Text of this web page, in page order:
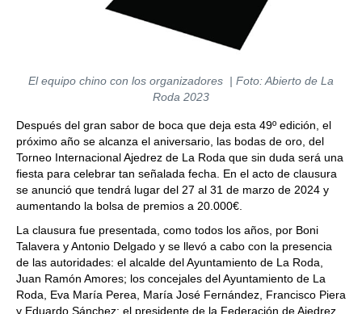
El equipo chino con los organizadores | Foto: Abierto de La
Roda 2023
Después del gran sabor de boca que deja esta 49º edición, el
próximo año se alcanza el aniversario, las bodas de oro, del
Torneo Internacional Ajedrez de La Roda que sin duda será una
fiesta para celebrar tan señalada fecha. En el acto de clausura
se anunció que tendrá lugar del 27 al 31 de marzo de 2024 y
aumentando la bolsa de premios a 20.000€.
La clausura fue presentada, como todos los años, por Boni
Talavera y Antonio Delgado y se llevó a cabo con la presencia
de las autoridades: el alcalde del Ayuntamiento de La Roda,
Juan Ramón Amores; los concejales del Ayuntamiento de La
Roda, Eva María Perea, María José Fernández, Francisco Piera
y Eduardo Sánchez; el presidente de la Federación de Ajedrez